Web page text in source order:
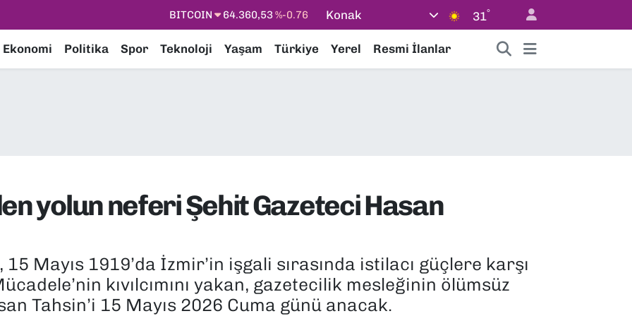
DOLAR
47,7069%0.17
EURO
55,0265%0.01
STERLİN
64,1897%0.02
Konak 31°
Ekonomi Politika Spor Teknoloji Yaşam Türkiye Yerel Resmi İlanlar
yolun neferi Şehit Gazeteci Hasan
Mayıs 1919’da İzmir’in işgali sırasında istilacı güçlere karşı
kıvılcımını yakan, gazetecilik mesleğinin ölümsüz
Tahsin’i 15 Mayıs 2026 Cuma günü anacak.